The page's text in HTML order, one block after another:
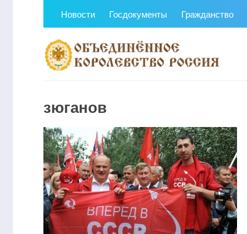
Новости Госдокументы Гражданство
зюганов